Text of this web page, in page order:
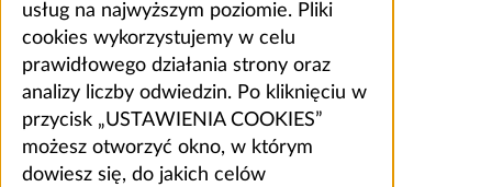
usług na najwyższym poziomie. Pliki
cookies wykorzystujemy w celu
prawidłowego działania strony oraz
analizy liczby odwiedzin. Po kliknięciu w
przycisk „USTAWIENIA COOKIES”
możesz otworzyć okno, w którym
dowiesz się, do jakich celów